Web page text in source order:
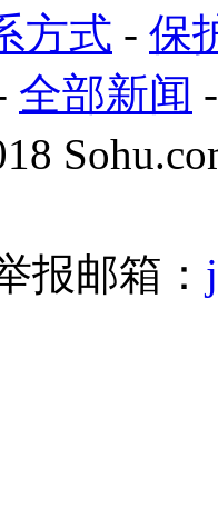
方式 - 保
全部新闻
报邮箱：